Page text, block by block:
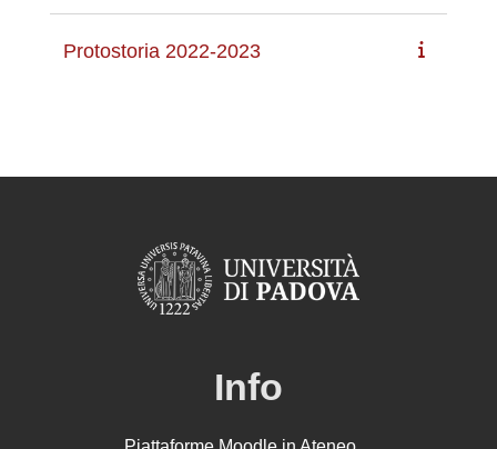
Protostoria 2022-2023
Info